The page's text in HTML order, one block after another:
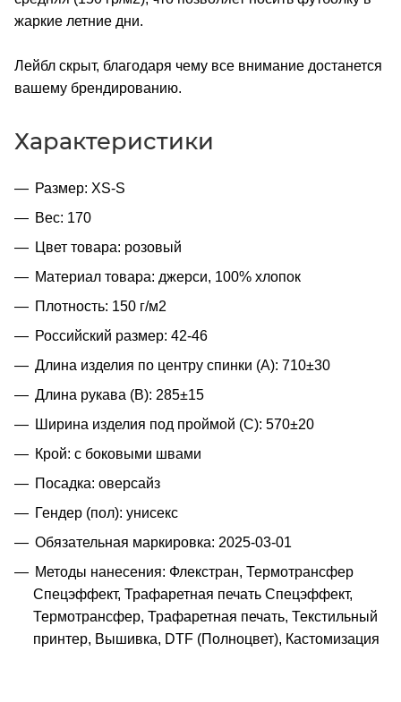
жаркие летние дни.
Лейбл скрыт, благодаря чему все внимание достанется
вашему брендированию.
Характеристики
Размер: XS-S
Вес: 170
Цвет товара: розовый
Материал товара: джерси, 100% хлопок
Плотность: 150 г/м2
Российский размер: 42-46
Длина изделия по центру спинки (A): 710±30
Длина рукава (B): 285±15
Ширина изделия под проймой (С): 570±20
Крой: с боковыми швами
Посадка: оверсайз
Гендер (пол): унисекс
Обязательная маркировка: 2025-03-01
Методы нанесения: Флекстран, Термотрансфер
Спецэффект, Трафаретная печать Спецэффект,
Термотрансфер, Трафаретная печать, Текстильный
принтер, Вышивка, DTF (Полноцвет), Кастомизация